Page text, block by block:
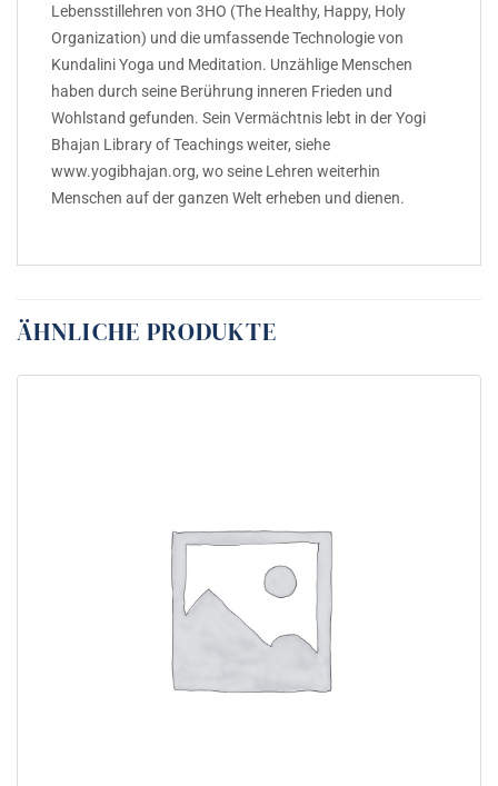
Lebensstillehren von 3HO (The Healthy, Happy, Holy
Organization) und die umfassende Technologie von
Kundalini Yoga und Meditation. Unzählige Menschen
haben durch seine Berührung inneren Frieden und
Wohlstand gefunden. Sein Vermächtnis lebt in der Yogi
Bhajan Library of Teachings weiter, siehe
www.yogibhajan.org, wo seine Lehren weiterhin
Menschen auf der ganzen Welt erheben und dienen.
ÄHNLICHE PRODUKTE